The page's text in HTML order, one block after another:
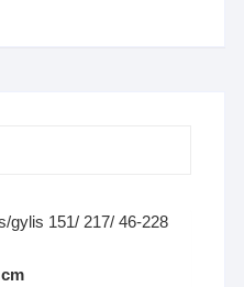
gylis 151/ 217/ 46-228